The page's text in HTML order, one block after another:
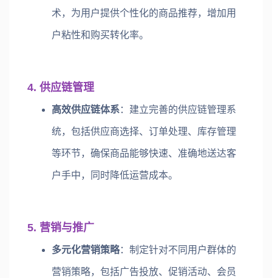
术，为用户提供个性化的商品推荐，增加用
户粘性和购买转化率。
4. 供应链管理
高效供应链体系：建立完善的供应链管理系
统，包括供应商选择、订单处理、库存管理
等环节，确保商品能够快速、准确地送达客
户手中，同时降低运营成本。
5. 营销与推广
多元化营销策略：制定针对不同用户群体的
营销策略，包括广告投放、促销活动、会员